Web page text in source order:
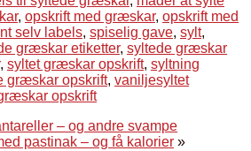
, opskrift med græskar, opskrift med
selv labels, spiselig gave, sylt,
græskar etiketter, syltede græskar
, syltet græskar opskrift, syltning
græskar opskrift, vaniljesyltet
opskrift
– og andre svampe
pastinak – og få kalorier »